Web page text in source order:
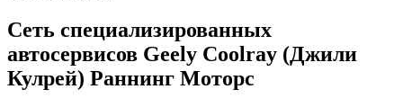
Сеть специализированных
автосервисов Geely Coolray (Джили
Кулрей) Раннинг Моторс